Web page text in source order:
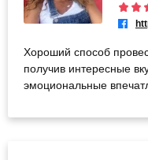
Хороший способ
получив интересные
эмоциональные